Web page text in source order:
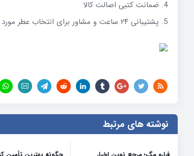
4. ضمانت کتبی‌ اصالت کالا
5. پشتیبانی ۲۴ ساعت و مشاور برای انتخاب عطر مورد نظر
نوشته های مرتبط